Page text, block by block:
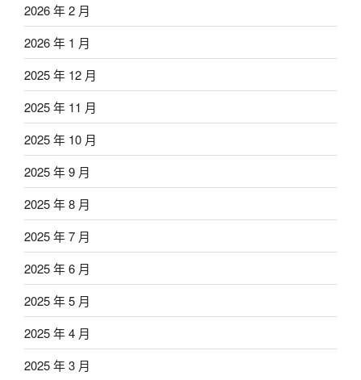
2026 年 2 月
2026 年 1 月
2025 年 12 月
2025 年 11 月
2025 年 10 月
2025 年 9 月
2025 年 8 月
2025 年 7 月
2025 年 6 月
2025 年 5 月
2025 年 4 月
2025 年 3 月